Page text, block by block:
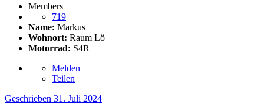
Members
719
Name: Markus
Wohnort: Raum Lö
Motorrad: S4R
Melden
Teilen
Geschrieben 31. Juli 2024